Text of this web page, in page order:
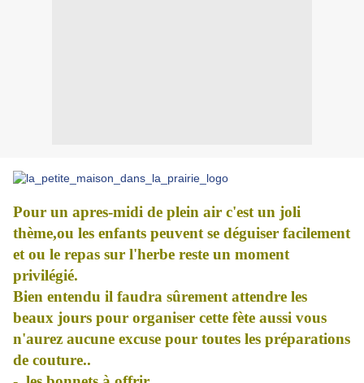
Pour un apres-midi de plein air c'est un joli
thème,ou les enfants peuvent se déguiser facilement
et ou le repas sur l'herbe reste un moment
privilégié.
Bien entendu il faudra sûrement attendre les
beaux jours pour organiser cette fète aussi vous
n'aurez aucune excuse pour toutes les préparations
de couture..